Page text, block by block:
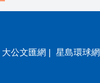
大公文匯網 | 星島環球網